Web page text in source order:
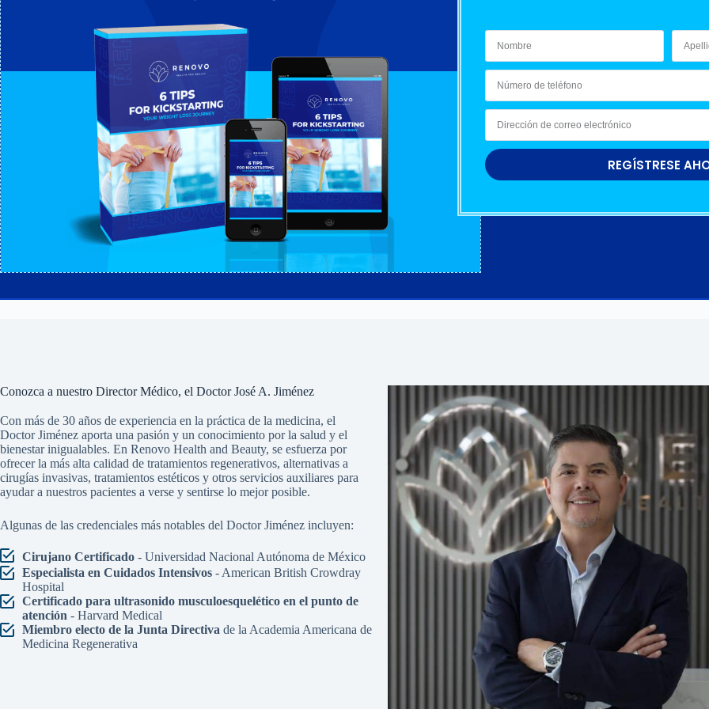
REGÍSTRESE
Conozca a nuestro Director Médico, el Doctor José A. Jiménez
Con más de 30 años de experiencia en la práctica de la medicina, el
Doctor Jiménez aporta una pasión y un conocimiento por la salud y el
bienestar inigualables. En Renovo Health and Beauty, se esfuerza por
ofrecer la más alta calidad de tratamientos regenerativos, alternativas a
cirugías invasivas, tratamientos estéticos y otros servicios auxiliares para
ayudar a nuestros pacientes a verse y sentirse lo mejor posible.
Algunas de las credenciales más notables del Doctor Jiménez incluyen:
Cirujano Certificado- Universidad Nacional Autónoma de México
Especialista en Cuidados Intensivos- American British Crowdray
Hospital
Certificado para ultrasonido musculoesquelético en el punto de
atención - Harvard Medical
Miembro electo de la Junta Directiva de la Academia Americana de
Medicina Regenerativa